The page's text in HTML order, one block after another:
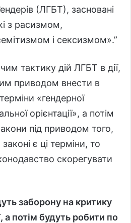
(ЛГБТ), засновані
з расизмом,
і сексизмом».”
тактику дій ЛГБТ в дії,
приводом внести в
«гендерної
орієнтації», а потім
під приводом того,
є ці терміни, то
скорегувати
заборону на критику
а потім будуть робити по